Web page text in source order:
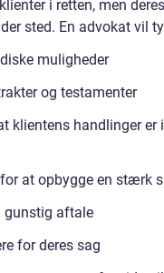
i retten, men deres
sted. En advokat vil
muligheder
og testamenter
klientens handlinger er i
at opbygge en stærk
gunstig aftale
for deres sag